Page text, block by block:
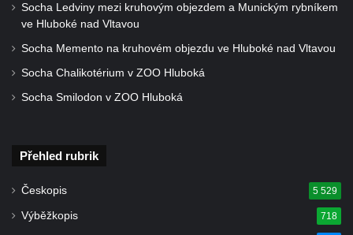
Socha Ledviny mezi kruhovým objezdem a Munickým rybníkem
ve Hluboké nad Vltavou
Socha Memento na kruhovém objezdu ve Hluboké nad Vltavou
Socha Chalikotérium v ZOO Hluboká
Socha Smilodon v ZOO Hluboká
Přehled rubrik
Českopis 5 529
Výběžkopis 718